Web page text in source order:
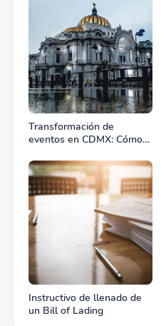
Transformación de
eventos en CDMX: Cómo
equipos define el éxito de
tu celebración
Instructivo de llenado de
un Bill of Lading